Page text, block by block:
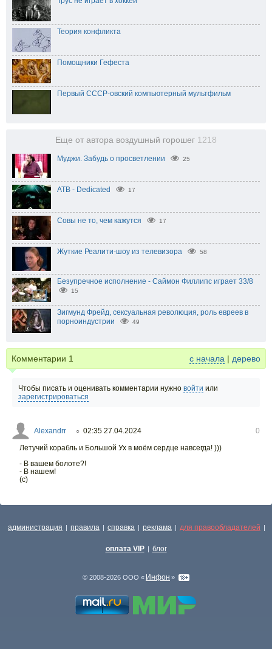
Теория конфликта
Помощники Гефеста
Первый СССР-овский компьютерный мультфильм
Еще от автора воздушный горошег 1218
Муджи. Забудь о просветлении 25
ATB - Dedicated 17
Совы не то, чем кажутся 17
Жуткие Реалити-шоу из телевизора 58
Безупречное исполнение - Саймон Филлипс играет 33/8
15
Зигмунд Фрейд, сексуальная революция, роль евреев в
порноиндустрии
49
Комментарии 1 с начала | дерево
Чтобы писать и оценивать комментарии нужно войти или
зарегистрироваться
Alexandrr ○ 02:35 27.04.2024
0
Летучий корабль и Большой Ух в моём сердце навсегда! )))
- В вашем болоте?!
- В нашем!
(с)
администрация | правила | справка | реклама | для правообладателей |
оплата VIP | блог
© 2008-2026 ООО « Инфон »